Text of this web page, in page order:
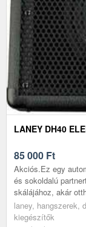
LANEY DH40
85 000 Ft
Akciós.Ez egy
és sokoldalú
skálájához, akár
laney, hangszerek,
kiegészítők